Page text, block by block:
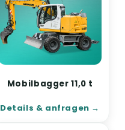
Mobilbagger 11,0 t
Details & anfragen